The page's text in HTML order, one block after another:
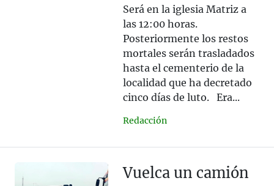
Será en la iglesia Matriz a
las 12:00 horas.
Posteriormente los restos
mortales serán trasladados
hasta el cementerio de la
localidad que ha decretado
cinco días de luto. Era...
Redacción
Vuelca un camión